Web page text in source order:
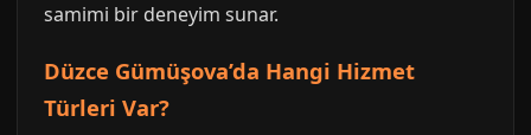
samimi bir deneyim sunar.
Düzce Gümüşova’da Hangi Hizmet
Türleri Var?